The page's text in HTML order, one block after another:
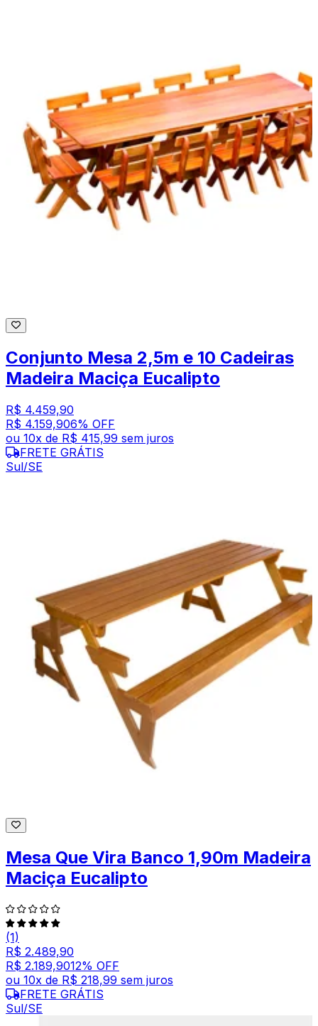
Conjunto Mesa 2,5m e 10 Cadeiras
Madeira Maciça Eucalipto
R$ 4.459,90
R$ 4.159,906% OFF
ou 10x de R$ 415,99 sem juros
FRETE GRÁTIS
Sul/SE
Mesa Que Vira Banco 1,90m Madeira
Maciça Eucalipto
(1)
R$ 2.489,90
R$ 2.189,9012% OFF
ou 10x de R$ 218,99 sem juros
FRETE GRÁTIS
Sul/SE